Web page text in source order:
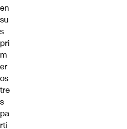
en
su
s
pri
m
er
os
tre
s
pa
rti